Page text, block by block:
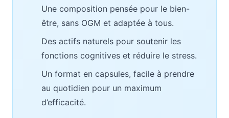
Une composition pensée pour le bien-
être, sans OGM et adaptée à tous.
Des actifs naturels pour soutenir les
fonctions cognitives et réduire le stress.
Un format en capsules, facile à prendre
au quotidien pour un maximum
d’efficacité.